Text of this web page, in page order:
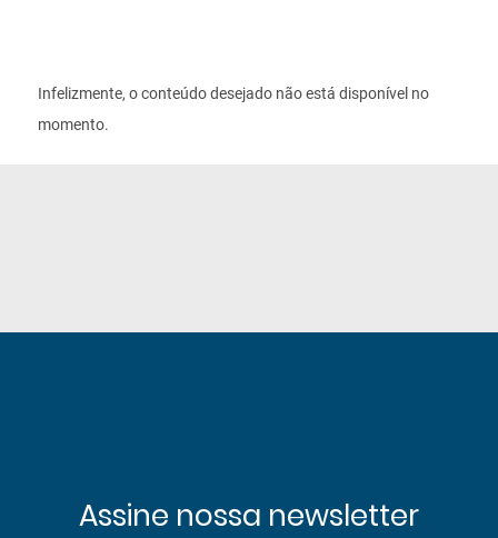
Infelizmente, o conteúdo desejado não está disponível no
momento.
Assine nossa newsletter